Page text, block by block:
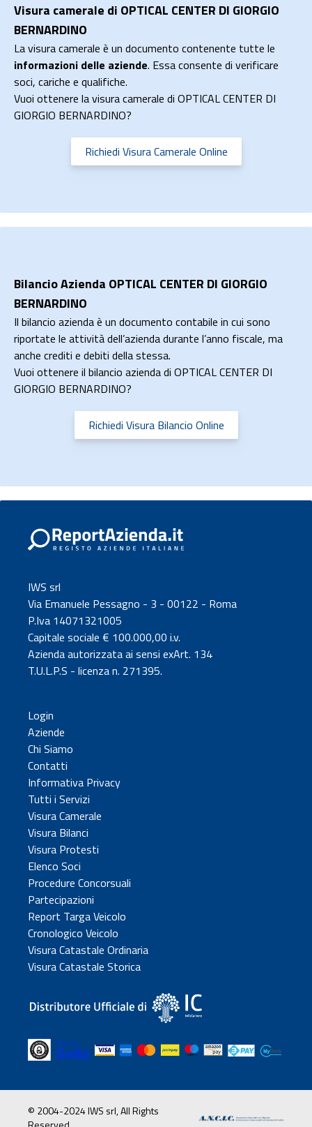
Visura camerale di OPTICAL CENTER DI GIORGIO
BERNARDINO
La visura camerale è un documento contenente tutte le
informazioni delle aziende. Essa consente di verificare
soci, cariche e qualifiche.
Vuoi ottenere la visura camerale di OPTICAL CENTER DI
GIORGIO BERNARDINO?
Richiedi Visura Camerale Online
Bilancio Azienda OPTICAL CENTER DI GIORGIO
BERNARDINO
Il bilancio azienda è un documento contabile in cui sono
riportate le attività dell’azienda durante l’anno fiscale, ma
anche crediti e debiti della stessa.
Vuoi ottenere il bilancio azienda di OPTICAL CENTER DI
GIORGIO BERNARDINO?
Richiedi Visura Bilancio Online
IWS srl
Via Emanuele Pessagno - 3 - 00122 - Roma
P.Iva 14071321005
Capitale sociale € 100.000,00 i.v.
Azienda autorizzata ai sensi exArt. 134
T.U.L.P.S - licenza n. 271395.
Login
Aziende
Chi Siamo
Contatti
Informativa Privacy
Tutti i Servizi
Visura Camerale
Visura Bilanci
Visura Protesti
Elenco Soci
Procedure Concorsuali
Partecipazioni
Report Targa Veicolo
Cronologico Veicolo
Visura Catastale Ordinaria
Visura Catastale Storica
© 2004-2024 IWS srl, All Rights